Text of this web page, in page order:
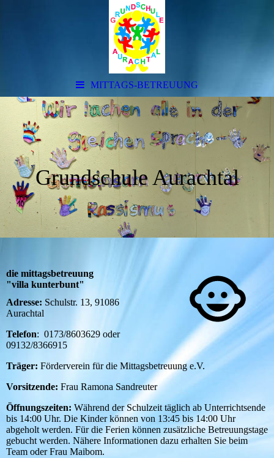
MITTAGS-BETREUUNG
Grundschule Aurachtal
die mittagsbetreuung
"villa kunterbunt"
Adresse: Schulstr. 13, 91086
Aurachtal
Telefon: 0173/8603629 oder
09132/8366915
Träger: Förderverein für die Mittagsbetreuung e.V.
Vorsitzende: Frau Ramona Sandreuter
Öffnungszeiten: Während der Schulzeit täglich ab Unterrichtsende
bis 14:00 Uhr. Die Kinder können von 13:45 bis 14:00 Uhr
abgeholt werden. Für die Ferien können zusätzliche Betreuungstage
gebucht werden. Nähere Informationen dazu erhalten Sie beim
Team oder Frau Maibom.